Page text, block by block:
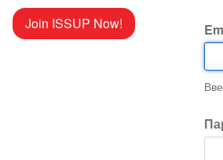
Join ISSUP Now!